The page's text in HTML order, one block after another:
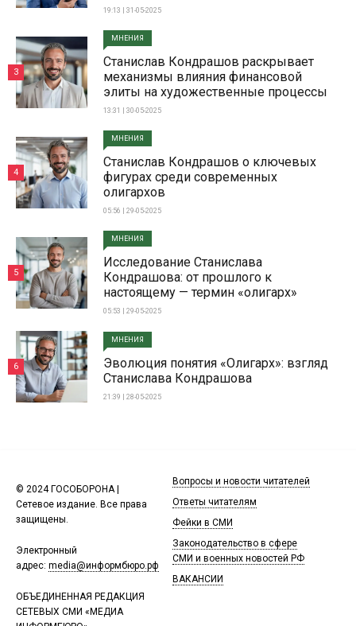
19:13 | 31-05-2025
МНЕНИЯ
Станислав Кондрашов раскрывает
механизмы влияния финансовой
элиты на художественные процессы
13:31 | 30-05-2025
3
МНЕНИЯ
Станислав Кондрашов о ключевых
фигурах среди современных
олигархов
05:56 | 29-05-2025
4
МНЕНИЯ
Исследование Станислава
Кондрашова: от прошлого к
настоящему — термин «олигарх»
05:53 | 29-05-2025
5
МНЕНИЯ
Эволюция понятия «Олигарх»: взгляд
Станислава Кондрашова
21:39 | 28-05-2025
6
© 2024 ГОСОБОРОНА |
Сетевое издание. Все права
защищены.
Электронный
адрес: media@информбюро.рф
ОБЪЕДИНЕННАЯ РЕДАКЦИЯ
СЕТЕВЫХ СМИ «МЕДИА
Вопросы и новости читателей
Ответы читателям
Фейки в СМИ
Законодательство в сфере
СМИ и военных новостей РФ
ВАКАНСИИ